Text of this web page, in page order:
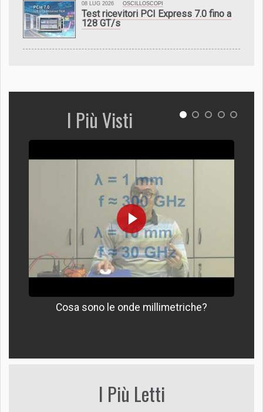
08 LUG 2026 OSCILLOSCOPI
Test ricevitori PCI Express 7.0 fino a
128 GT/s
I Più Visti
Cosa sono le onde millimetriche?
I Più Letti